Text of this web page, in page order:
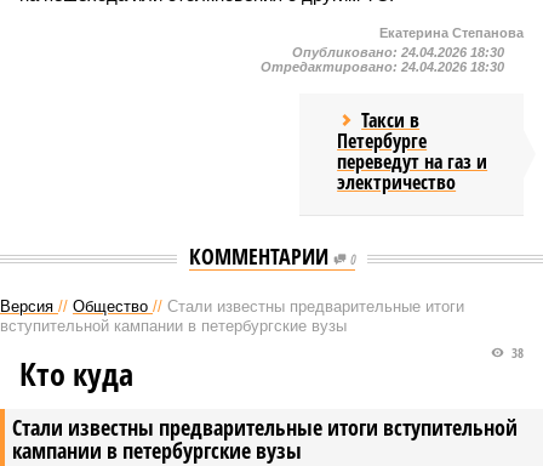
Екатерина Степанова
Опубликовано: 24.04.2026 18:30
Отредактировано: 24.04.2026 18:30
Такси в
Петербурге
переведут на газ и
электричество
КОММЕНТАРИИ 0
Версия // Общество // Стали известны предварительные итоги
вступительной кампании в петербургские вузы
Стали известны предварительные итоги вступительной
кампании в петербургские вузы
38
Кто куда